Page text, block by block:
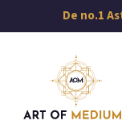
De no.1